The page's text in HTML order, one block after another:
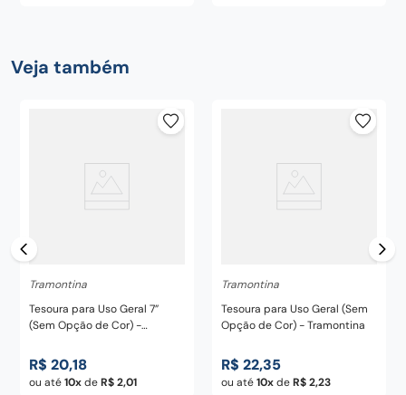
Veja também
Tramontina
Tesoura para Uso Geral 7”
(Sem Opção de Cor) -
R$ 20,18
ou até10 deR$2,01
Tramontina
Tesoura para Uso Geral (Sem
Opção de Cor) - Tramontina
R$ 22,35
ou até10 deR$2,23